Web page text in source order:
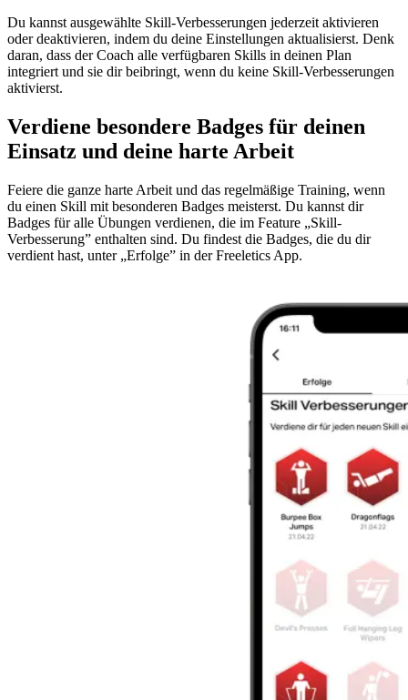
Du kannst ausgewählte Skill-Verbesserungen jederzeit aktivieren
oder deaktivieren, indem du deine Einstellungen aktualisierst. Denk
daran, dass der Coach alle verfügbaren Skills in deinen Plan
integriert und sie dir beibringt, wenn du keine Skill-Verbesserungen
aktivierst.
Verdiene besondere Badges für deinen
Einsatz und deine harte Arbeit
Feiere die ganze harte Arbeit und das regelmäßige Training, wenn
du einen Skill mit besonderen Badges meisterst. Du kannst dir
Badges für alle Übungen verdienen, die im Feature „Skill-
Verbesserung” enthalten sind. Du findest die Badges, die du dir
verdient hast, unter „Erfolge” in der Freeletics App.